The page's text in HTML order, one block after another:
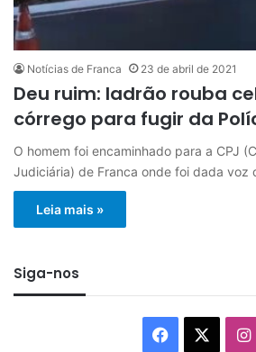
Notícias de Franca 23 de abril de 2021
Deu ruim: ladrão rouba
córrego para fugir da
O homem foi encaminhado para a CPJ
Judiciária) de Franca onde foi dada voz
Leia mais »
Siga-nos
Facebook